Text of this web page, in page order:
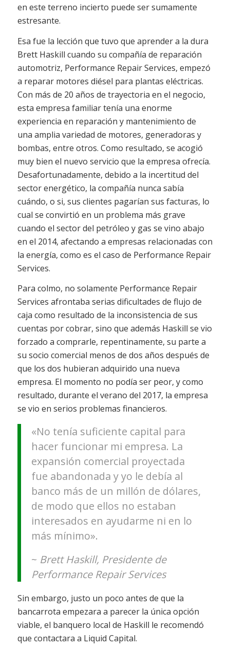
en este terreno incierto puede ser sumamente
estresante.
Esa fue la lección que tuvo que aprender a la dura
Brett Haskill cuando su compañía de reparación
automotriz, Performance Repair Services, empezó
a reparar motores diésel para plantas eléctricas.
Con más de 20 años de trayectoria en el negocio,
esta empresa familiar tenía una enorme
experiencia en reparación y mantenimiento de
una amplia variedad de motores, generadoras y
bombas, entre otros. Como resultado, se acogió
muy bien el nuevo servicio que la empresa ofrecía.
Desafortunadamente, debido a la incertitud del
sector energético, la compañía nunca sabía
cuándo, o si, sus clientes pagarían sus facturas, lo
cual se convirtió en un problema más grave
cuando el sector del petróleo y gas se vino abajo
en el 2014, afectando a empresas relacionadas con
la energía, como es el caso de Performance Repair
Services.
Para colmo, no solamente Performance Repair
Services afrontaba serias dificultades de flujo de
caja como resultado de la inconsistencia de sus
cuentas por cobrar, sino que además Haskill se vio
forzado a comprarle, repentinamente, su parte a
su socio comercial menos de dos años después de
que los dos hubieran adquirido una nueva
empresa. El momento no podía ser peor, y como
resultado, durante el verano del 2017, la empresa
se vio en serios problemas financieros.
«No tenía suficiente capital para
hacer funcionar mi empresa. La
expansión comercial proyectada
fue abandonada y yo le debía al
banco más de un millón de dólares,
de modo que ellos no estaban
interesados en ayudarme ni en lo
más mínimo».
~ Brett Haskill, Presidente de
Performance Repair Services
Sin embargo, justo un poco antes de que la
bancarrota empezara a parecer la única opción
viable, el banquero local de Haskill le recomendó
que contactara a Liquid Capital.